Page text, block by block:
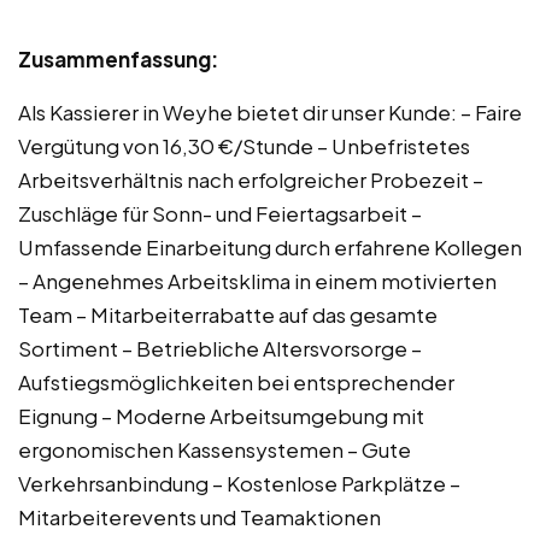
Zusammenfassung:
Als Kassierer in Weyhe bietet dir unser Kunde: – Faire
Vergütung von 16,30 €/Stunde – Unbefristetes
Arbeitsverhältnis nach erfolgreicher Probezeit –
Zuschläge für Sonn- und Feiertagsarbeit –
Umfassende Einarbeitung durch erfahrene Kollegen
– Angenehmes Arbeitsklima in einem motivierten
Team – Mitarbeiterrabatte auf das gesamte
Sortiment – Betriebliche Altersvorsorge –
Aufstiegsmöglichkeiten bei entsprechender
Eignung – Moderne Arbeitsumgebung mit
ergonomischen Kassensystemen – Gute
Verkehrsanbindung – Kostenlose Parkplätze –
Mitarbeiterevents und Teamaktionen